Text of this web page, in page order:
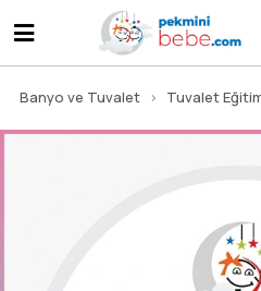
Banyo ve Tuvalet Tuvalet